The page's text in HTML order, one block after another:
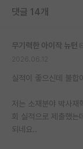
홍보 게시판
이벤트
반도체 아카데미
재팬라운지 🌸
댓글 14개
무기력한 아이작 뉴턴
실적이 좋으신데 불합
저는 소재분야 박사
회 실적으로 제출했는
되네요..